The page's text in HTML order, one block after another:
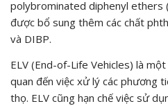
polybrominated diphenyl ethers
được bổ sung thêm các chất
và DIBP.
ELV (End-of-Life Vehicles) là
quan đến việc xử lý các phương
thọ. ELV cũng hạn chế việc sử